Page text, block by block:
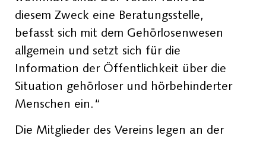
diesem Zweck eine Beratungsstelle,
befasst sich mit dem Gehörlosenwesen
allgemein und setzt sich für die
Information der Öffentlichkeit über die
Situation gehörloser und hörbehinderter
Menschen ein.“
Die Mitglieder des Vereins legen an der